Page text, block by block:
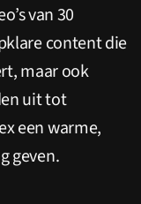
van 30
content die
maar ook
uit tot
een warme,
geven.